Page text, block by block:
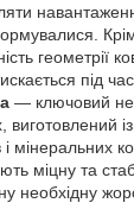
геометрії
під
— ключовий
виготовлений
мінеральних
міцну та
необхідну